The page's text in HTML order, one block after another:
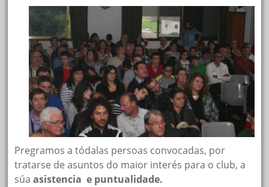
Pregramos a tódalas persoas convocadas, por
tratarse de asuntos do maior interés para o club, a
súaasistencia e puntualidade.